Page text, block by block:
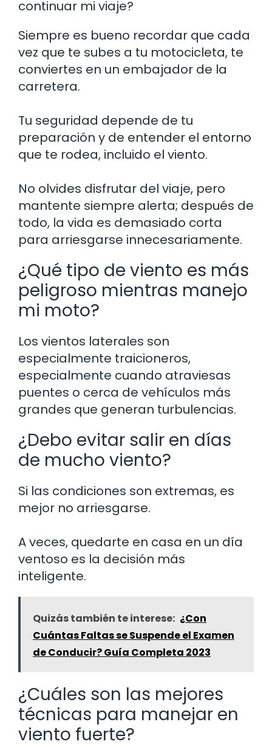
continuar mi viaje?
Siempre es bueno recordar que cada
vez que te subes a tu motocicleta, te
conviertes en un embajador de la
carretera.
Tu seguridad depende de tu
preparación y de entender el entorno
que te rodea, incluido el viento.
No olvides disfrutar del viaje, pero
mantente siempre alerta; después de
todo, la vida es demasiado corta
para arriesgarse innecesariamente.
¿Qué tipo de viento es más
peligroso mientras manejo
mi moto?
Los vientos laterales son
especialmente traicioneros,
especialmente cuando atraviesas
puentes o cerca de vehículos más
grandes que generan turbulencias.
¿Debo evitar salir en días
de mucho viento?
Si las condiciones son extremas, es
mejor no arriesgarse.
A veces, quedarte en casa en un día
ventoso es la decisión más
inteligente.
Quizás también te interese: ¿Con
Cuántas Faltas se Suspende el Examen
de Conducir? Guía Completa 2023
¿Cuáles son las mejores
técnicas para manejar en
viento fuerte?